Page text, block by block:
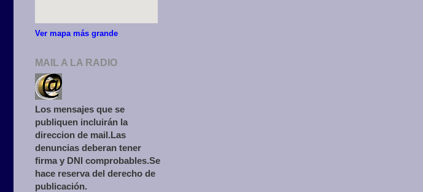
Ver mapa más grande
MAIL A LA RADIO
Los mensajes que se
publiquen incluirán la
direccion de mail.Las
denuncias deberan tener
firma y DNI comprobables.Se
hace reserva del derecho de
publicación.